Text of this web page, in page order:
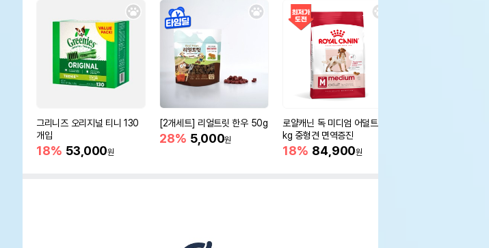
그리니즈 오리지널 티니 130
개입
18% 53,000원
[2개세트] 리얼트릿 한우 50g
28% 5,000원
로얄캐닌 독 미디엄 어덜트 10
kg 중형견 면역증진
18% 84,900원